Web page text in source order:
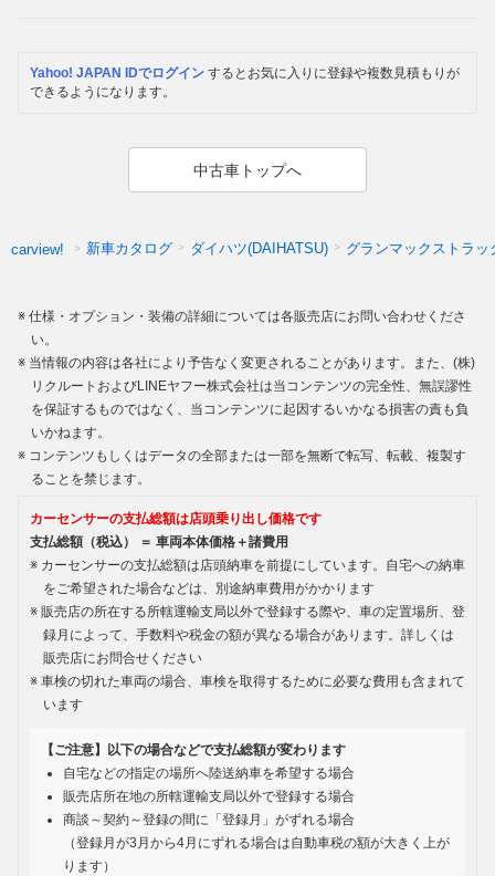
Yahoo! JAPAN IDでログイン するとお気に入りに登録や複数見積もりが
できるようになります。
中古車トップへ
carview! 新車カタログ ダイハツ(DAIHATSU) グランマックストラッ
仕様・オプション・装備の詳細については各販売店にお問い合わせくださ
い。
当情報の内容は各社により予告なく変更されることがあります。また、(株)
リクルートおよびLINEヤフー株式会社は当コンテンツの完全性、無誤謬性
を保証するものではなく、当コンテンツに起因するいかなる損害の責も負
いかねます。
コンテンツもしくはデータの全部または一部を無断で転写、転載、複製す
ることを禁じます。
カーセンサーの支払総額は店頭乗り出し価格です
支払総額（税込） ＝ 車両本体価格＋諸費用
カーセンサーの支払総額は店頭納車を前提にしています。自宅への納車
をご希望された場合などは、別途納車費用がかかります
販売店の所在する所轄運輸支局以外で登録する際や、車の定置場所、登
録月によって、手数料や税金の額が異なる場合があります。詳しくは
販売店にお問合せください
車検の切れた車両の場合、車検を取得するために必要な費用も含まれて
います
【ご注意】以下の場合などで支払総額が変わります
自宅などの指定の場所へ陸送納車を希望する場合
販売店所在地の所轄運輸支局以外で登録する場合
商談～契約～登録の間に「登録月」がずれる場合
（登録月が3月から4月にずれる場合は自動車税の額が大きく上が
ります）